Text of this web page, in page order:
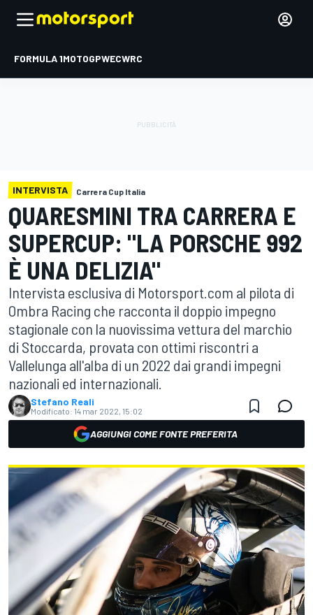
FORMULA 1MOTOGPWECWRC
INTERVISTA Carrera Cup Italia
QUARESMINI TRA CARRERA E
SUPERCUP: "LA PORSCHE 992
È UNA DELIZIA"
Intervista esclusiva di Motorsport.com al pilota di
Ombra Racing che racconta il doppio impegno
stagionale con la nuovissima vettura del marchio
di Stoccarda, provata con ottimi riscontri a
Vallelunga all'alba di un 2022 dai grandi impegni
nazionali ed internazionali.
Stefano Reali
Modificato: 14 mar 2022, 15:02
AGGIUNGI COME FONTE PREFERITA